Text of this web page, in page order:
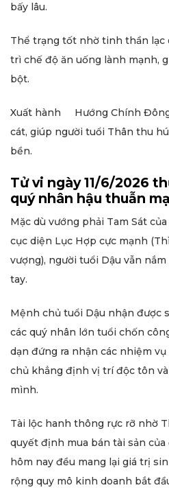
bấy lâu.
Thể trạng tốt nhờ tinh thần lạc
trì chế độ ăn uống lành mạnh,
bột.
Xuất hành Hướng Chính
cát, giúp người tuổi Thân thu
bền.
Tử vi ngày 11/6/2026
quý nhân hậu thuẫn
Mặc dù vướng phải Tam Sát
cục diện Lục Hợp cực mạnh
vượng), người tuổi Dậu vẫn
tay.
Mệnh chủ tuổi Dậu nhận được
các quý nhân lớn tuổi chốn
dạn đứng ra nhận các nhiệm
chủ khẳng định vị trí độc tôn
mình.
Tài lộc hanh thông rực rỡ nhờ
quyết định mua bán tài sản
hôm nay đều mang lại giá trị
rộng quy mô kinh doanh bắt